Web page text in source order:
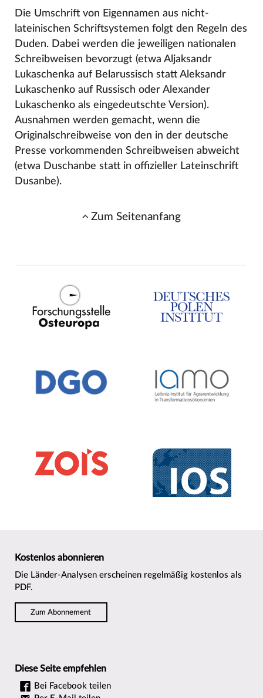
Die Umschrift von Eigennamen aus nicht-
lateinischen Schriftsystemen folgt den Regeln des
Duden. Dabei werden die jeweiligen nationalen
Schreibweisen bevorzugt (etwa Aljaksandr
Lukaschenka auf Belarussisch statt Aleksandr
Lukaschenko auf Russisch oder Alexander
Lukaschenko als eingedeutschte Version).
Ausnahmen werden gemacht, wenn die
Originalschreibweise von den in der deutsche
Presse vorkommenden Schreibweisen abweicht
(etwa Duschanbe statt in offizieller Lateinschrift
Dusanbe).
Zum Seitenanfang
Kostenlos abonnieren
Die Länder-Analysen erscheinen regelmäßig kostenlos als
PDF.
Zum Abonnement
Diese Seite empfehlen
Bei Facebook teilen